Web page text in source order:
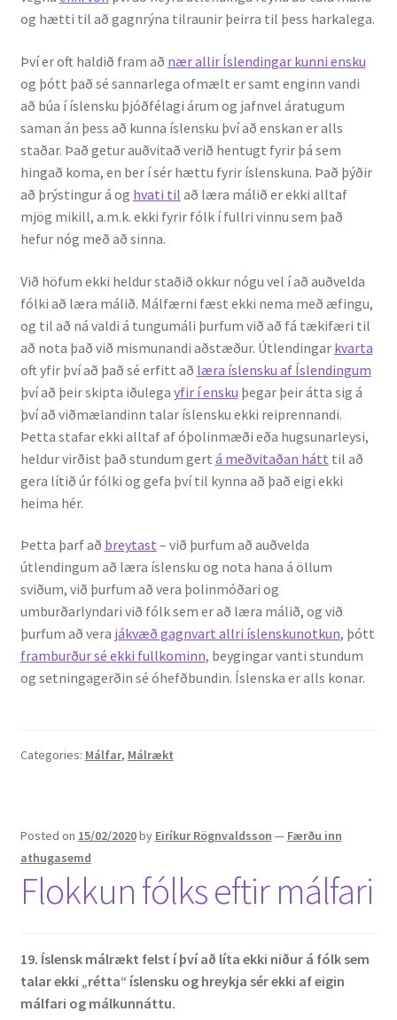
og hætti til að gagnrýna tilraunir þeirra til þess harkalega.
Því er oft haldið fram að nær allir Íslendingar kunni ensku
og þótt það sé sannarlega ofmælt er samt enginn vandi
að búa í íslensku þjóðfélagi árum og jafnvel áratugum
saman án þess að kunna íslensku því að enskan er alls
staðar. Það getur auðvitað verið hentugt fyrir þá sem
hingað koma, en ber í sér hættu fyrir íslenskuna. Það þýðir
að þrýstingur á og hvati til að læra málið er ekki alltaf
mjög mikill, a.m.k. ekki fyrir fólk í fullri vinnu sem það
hefur nóg með að sinna.
Við höfum ekki heldur staðið okkur nógu vel í að auðvelda
fólki að læra málið. Málfærni fæst ekki nema með æfingu,
og til að ná valdi á tungumáli þurfum við að fá tækifæri til
að nota það við mismunandi aðstæður. Útlendingar kvarta
oft yfir því að það sé erfitt að læra íslensku af Íslendingum
því að þeir skipta iðulega yfir í ensku þegar þeir átta sig á
því að viðmælandinn talar íslensku ekki reiprennandi.
Þetta stafar ekki alltaf af óþolinmæði eða hugsunarleysi,
heldur virðist það stundum gert á meðvitaðan hátt til að
gera lítið úr fólki og gefa því til kynna að það eigi ekki
heima hér.
Þetta þarf að breytast – við þurfum að auðvelda
útlendingum að læra íslensku og nota hana á öllum
sviðum, við þurfum að vera þolinmóðari og
umburðarlyndari við fólk sem er að læra málið, og við
þurfum að vera jákvæð gagnvart allri íslenskunotkun, þótt
framburður sé ekki fullkominn, beygingar vanti stundum
og setningagerðin sé óhefðbundin. Íslenska er alls konar.
Categories: Málfar, Málrækt
Posted on 15/02/2020by Eiríkur Rögnvaldsson — Færðu inn
athugasemd
Flokkun fólks eftir málfari
19. Íslensk málrækt felst í þvíað líta ekki niður á fólk sem
talar ekki „rétta“ íslensku og hreykja sér ekki af eigin
málfari og málkunnáttu.